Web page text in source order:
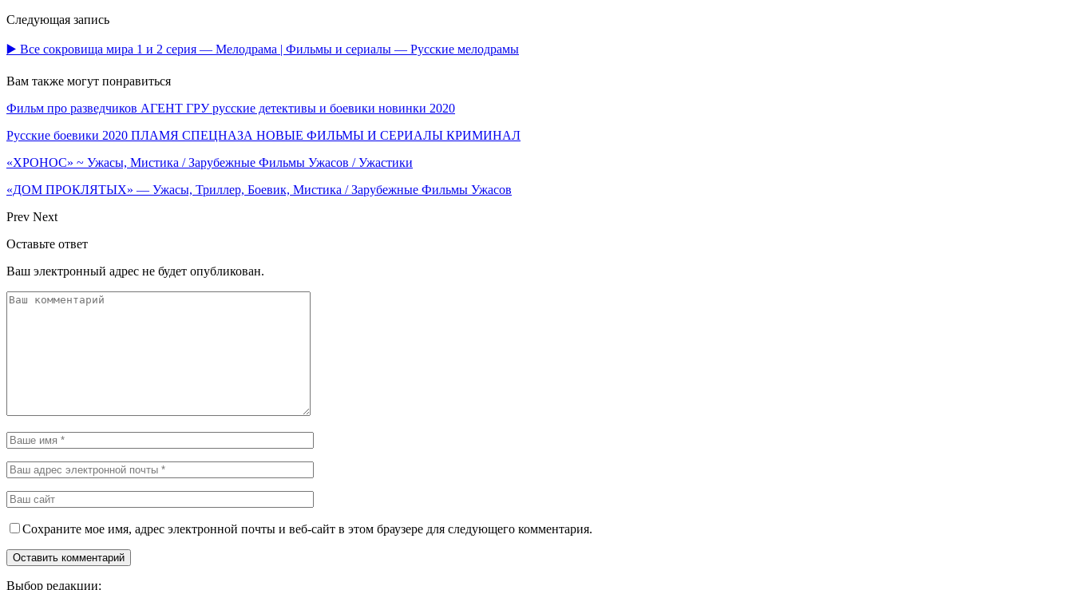
Следующая запись
▶️ Все сокровища мира 1 и 2 серия — Мелодрама | Фильмы и сериалы — Русские мелодрамы
Вам также могут понравиться
Фильм про разведчиков АГЕНТ ГРУ русские детективы и боевики новинки 2020
Русские боевики 2020 ПЛАМЯ СПЕЦНАЗА НОВЫЕ ФИЛЬМЫ И СЕРИАЛЫ КРИМИНАЛ
«ХРОНОС» ~ Ужасы, Мистика / Зарубежные Фильмы Ужасов / Ужастики
«ДОМ ПРОКЛЯТЫХ» — Ужасы, Триллер, Боевик, Мистика / Зарубежные Фильмы Ужасов
Prev Next
Оставьте ответ
Ваш электронный адрес не будет опубликован.
Сохраните мое имя, адрес электронной почты и веб-сайт в этом браузере для следующего комментария.
Выбор редакции: